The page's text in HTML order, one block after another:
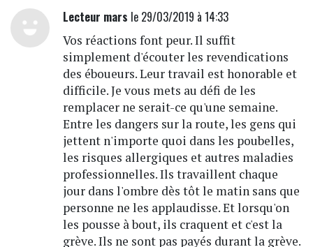
Lecteur mars le 29/03/2019 à 14:33
Vos réactions font peur. Il suffit
simplement d'écouter les revendications
des éboueurs. Leur travail est honorable et
difficile. Je vous mets au défi de les
remplacer ne serait-ce qu'une semaine.
Entre les dangers sur la route, les gens qui
jettent n'importe quoi dans les poubelles,
les risques allergiques et autres maladies
professionnelles. Ils travaillent chaque
jour dans l'ombre dès tôt le matin sans que
personne ne les applaudisse. Et lorsqu'on
les pousse à bout, ils craquent et c'est la
grève. Ils ne sont pas payés durant la grève.